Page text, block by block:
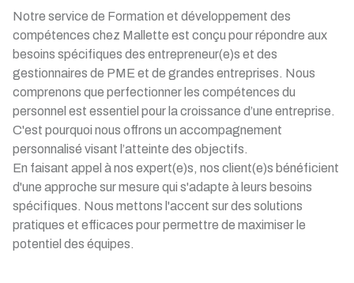
Notre service de Formation et développement des
compétences chez Mallette est conçu pour répondre aux
besoins spécifiques des entrepreneur(e)s et des
gestionnaires de PME et de grandes entreprises. Nous
comprenons que perfectionner les compétences du
personnel est essentiel pour la croissance d’une entreprise.
C'est pourquoi nous offrons un accompagnement
personnalisé visant l’atteinte des objectifs.
En faisant appel à nos expert(e)s, nos client(e)s bénéficient
d'une approche sur mesure qui s'adapte à leurs besoins
spécifiques. Nous mettons l'accent sur des solutions
pratiques et efficaces pour permettre de maximiser le
potentiel des équipes.